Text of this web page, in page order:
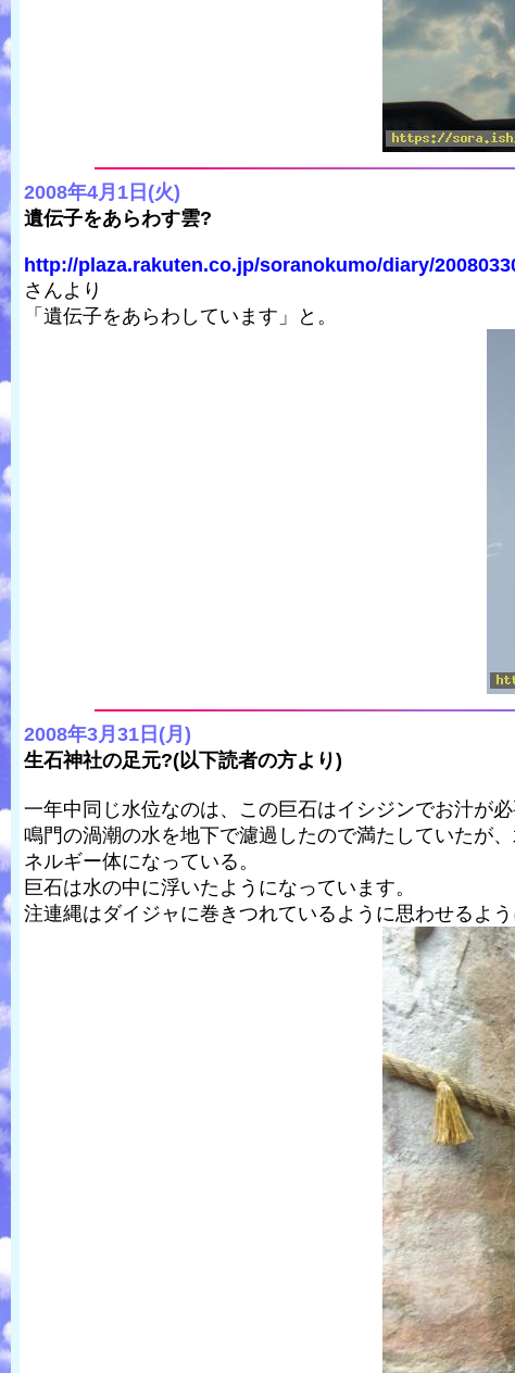
2008年4月1日(火)
遺伝子をあらわす雲?
http://plaza.rakuten.co.jp/soranokumo/diary/
さんより
「遺伝子をあらわしています」と。
2008年3月31日(月)
生石神社の足元?(以下読者の方より)
一年中同じ水位なのは、この巨石はイシジンでお汁が必
鳴門の渦潮の水を地下で濾過したので満たしていたが
ネルギー体になっている。
巨石は水の中に浮いたようになっています。
注連縄はダイジャに巻きつれているように思わせるよう